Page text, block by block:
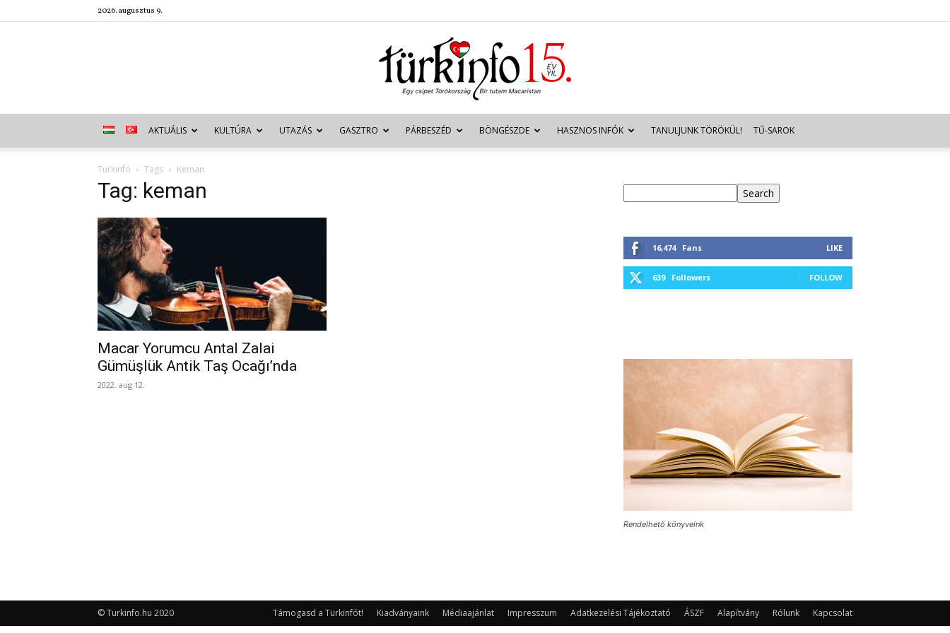
2026. augusztus 9.
Türkinfo
AKTUÁLIS KULTÚRA UTAZÁS GASZTRO PÁRBESZÉD BÖNGÉSZDE HASZNOS INFÓK TANULJUNK TÖRÖKÜL! TŰ-SAROK
Türkinfo Tags Keman
Tag: keman
Macar Yorumcu Antal Zalai
Gümüşlük Antik Taş Ocağı’nda
2022. aug 12.
Search
16,474 Fans LIKE
639 Followers FOLLOW
Rendelhető könyveink
Támogasd a Türkinfót! Kiadványaink Médiaajánlat Impresszum Adatkezelési Tájékoztató ÁSZF Alapítvány Rólunk Kapcsolat
© Turkinfo.hu 2020